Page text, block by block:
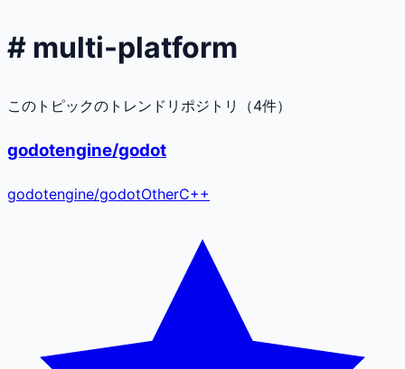
# multi-platform
このトピックのトレンドリポジトリ（4件）
godotengine/godot
godotengine/godotOtherC++